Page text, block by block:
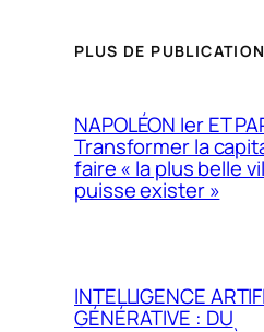
PLUS DE
NAPOLÉON Ier ET
Transformer la
faire « la plus belle
puisse exister »
INTELLIGENCE
GÉNÉRATIVE : DU